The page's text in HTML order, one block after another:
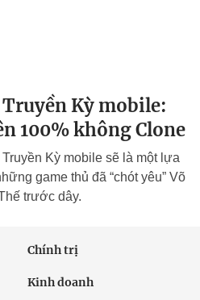
Kỳ mobile:
100% không Clone
Kỳ mobile sẽ là một lựa
game thủ đã “chót yêu” Võ
trước dây.
Chính trị
Kinh doanh